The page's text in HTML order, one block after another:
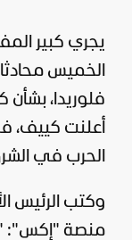
يجري كبير
الخميس
فلوريدا، بشأن
أعلنت كييف،
الحرب في
وكتب الرئيس
منصة "إكس":